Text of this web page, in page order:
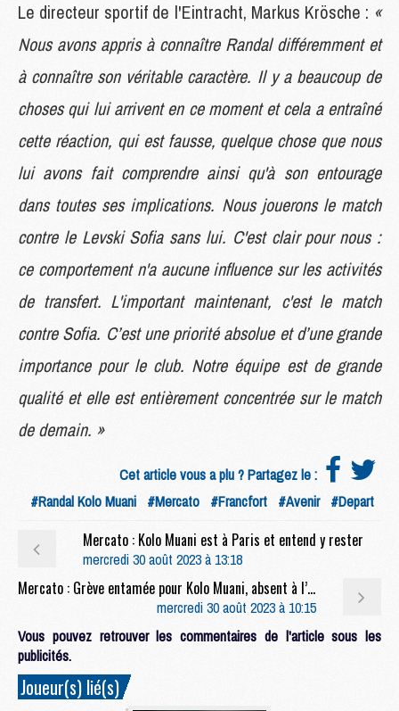
Le directeur sportif de l'Eintracht, Markus Krösche : «
Nous avons appris à connaître Randal différemment et
à connaître son véritable caractère. Il y a beaucoup de
choses qui lui arrivent en ce moment et cela a entraîné
cette réaction, qui est fausse, quelque chose que nous
lui avons fait comprendre ainsi qu'à son entourage
dans toutes ses implications. Nous jouerons le match
contre le Levski Sofia sans lui. C'est clair pour nous :
ce comportement n'a aucune influence sur les activités
de transfert. L'important maintenant, c'est le match
contre Sofia. C’est une priorité absolue et d’une grande
importance pour le club. Notre équipe est de grande
qualité et elle est entièrement concentrée sur le match
de demain. »
Cet article vous a plu ? Partagez le :
#Randal Kolo Muani #Mercato #Francfort #Avenir #Depart
Mercato : Kolo Muani est à Paris et entend y rester
mercredi 30 août 2023 à 13:18
Mercato : Grève entamée pour Kolo Muani, absent à l’entraînement de Francfort
mercredi 30 août 2023 à 10:15
Vous pouvez retrouver les commentaires de l'article sous les
publicités.
Joueur(s) lié(s)